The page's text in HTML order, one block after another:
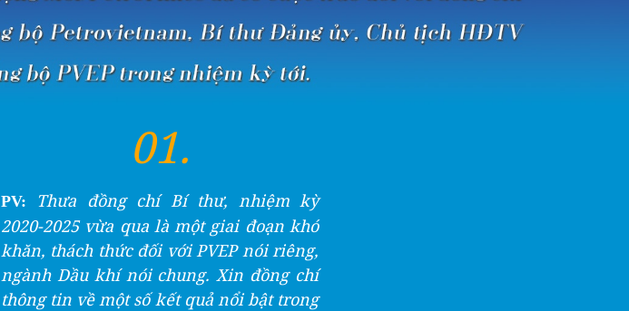
01.
PV:
Thưa đồng chí Bí thư, nhiệm kỳ
2020-2025 vừa qua là một giai đoạn khó
khăn, thách thức đối với PVEP nói riêng,
ngành Dầu khí nói chung. Xin đồng chí
thông tin về một số kết quả nổi bật trong